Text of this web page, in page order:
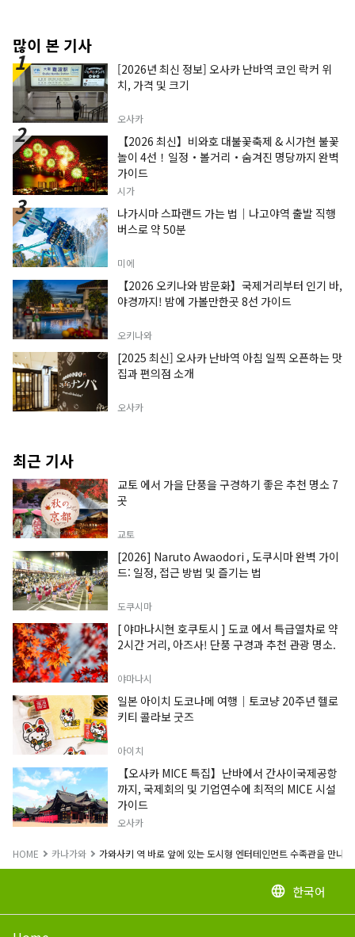
음식을 실제로 먹을 수 있는 등, 작품의 세계에 들어
갈 수 있는 시설입니다. ◇가와사키 산노 축제 이나
게 신사에서 예년 8월에 열리는 가와사키 지역 최대
의 축제로, 오가미 와타고가 볼거리가 되고 있습니
다. ◇카나마라 축제 4월의 제1 일요일에 개최되는
가나야마 신사의 축제. 남근을 따라 가는 가마가 가
다듬어지고, 어린 시절이나 인연으로 유명하고, 외
국인 관광객도 많이 방문합니다.
많이 본 기사
[2026년 최신 정보] 오사카 난바역 코인 락커 위
치, 가격 및 크기
오사카
【2026 최신】비와호 대불꽃축제 & 시가현 불꽃
놀이 4선！일정・볼거리・숨겨진 명당까지 완벽
가이드
시가
나가시마 스파랜드 가는 법｜나고야역 출발 직행
버스로 약 50분
미에
【2026 오키나와 밤문화】국제거리부터 인기 바,
야경까지! 밤에 가볼만한곳 8선 가이드
오키나와
[2025 최신] 오사카 난바역 아침 일찍 오픈하는 맛
집과 편의점 소개
오사카
최근 기사
교토 에서 가을 단풍을 구경하기 좋은 추천 명소 7
곳
교토
[2026] Naruto Awaodori , 도쿠시마 완벽 가이
드: 일정, 접근 방법 및 즐기는 법
도쿠시마
[ 야마나시현 호쿠토시 ] 도쿄 에서 특급열차로 약
2시간 거리, 아즈사! 단풍 구경과 추천 관광 명소.
야마나시
일본 아이치 도코나메 여행｜토코냥 20주년 헬로
키티 콜라보 굿즈
아이치
【오사카 MICE 특집】난바에서 간사이국제공항
까지, 국제회의 및 기업연수에 최적의 MICE 시설
가이드
오사카
HOME 카나가와 가와사키 역 바로 앞에 있는 도시형 엔터테인먼트 수족관을 만나
language 한국어